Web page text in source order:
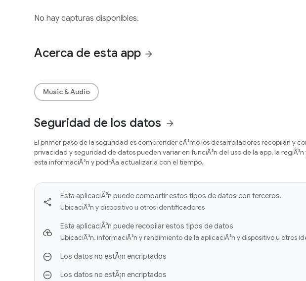
No hay capturas disponibles.
Acerca de esta app arrow_forward
Music & Audio
Seguridad de los datos arrow_forward
El primer paso de la seguridad es comprender cÃ³mo los desarrolladores recopilan y
privacidad y seguridad de datos pueden variar en funciÃ³n del uso de la app, la
esta informaciÃ³n y podrÃ­a actualizarla con el tiempo.
Esta aplicaciÃ³n puede compartir estos tipos de datos con terceros.
UbicaciÃ³n y dispositivo u otros identificadores
Esta aplicaciÃ³n puede recopilar estos tipos de datos
UbicaciÃ³n, informaciÃ³n y rendimiento de la aplicaciÃ³n y dispositivo u otros
Los datos no estÃ¡n encriptados
Los datos no estÃ¡n encriptados